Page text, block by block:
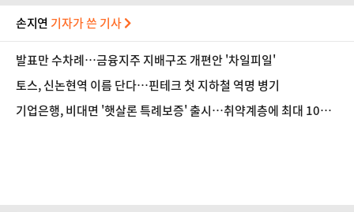
손지연 기자가 쓴 기사
발표만 수차례…금융지주 지배구조 개편안 '차일피일'
토스, 신논현역 이름 단다…핀테크 첫 지하철 역명 병기
기업은행, 비대면 '햇살론 특례보증' 출시…취약계층에 최대 1000